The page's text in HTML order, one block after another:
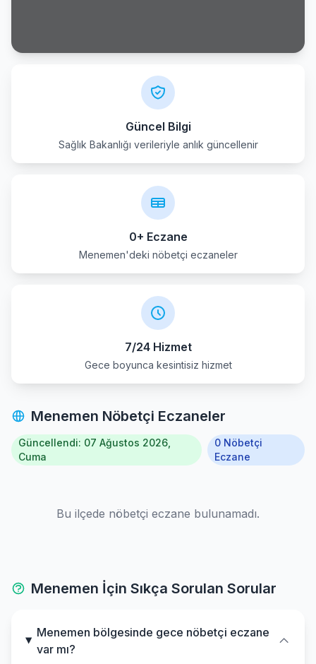
Kinik
Menderes
Seferihisar
Selcuk
Tire
Güncel Bilgi
Sağlık Bakanlığı verileriyle anlık güncellenir
0+ Eczane
Menemen'deki nöbetçi eczaneler
7/24 Hizmet
Gece boyunca kesintisiz hizmet
Menemen Nöbetçi Eczaneler
Güncellendi: 07 Ağustos 2026,
Cuma
0 Nöbetçi
Eczane
Bu ilçede nöbetçi eczane bulunamadı.
Menemen İçin Sıkça Sorulan Sorular
Menemen bölgesinde gece nöbetçi eczane
var mı?